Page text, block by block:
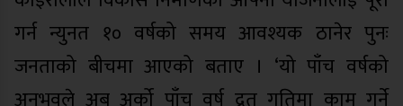
गर्न न्युनत १० वर्षको समय आवश्यक ठानेर पुनः
जनताको बीचमा आएको बताए । ‘यो पाँच वर्षको